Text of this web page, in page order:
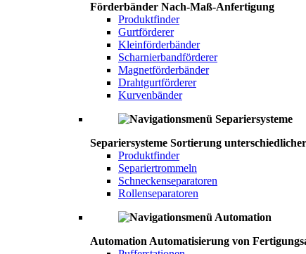
Förderbänder Nach-Maß-Anfertigung
Produktfinder
Gurtförderer
Kleinförderbänder
Scharnierbandförderer
Magnetförderbänder
Drahtgurtförderer
Kurvenbänder
Separiersysteme Sortierung
Produktfinder
Separiertrommeln
Schneckenseparatoren
Rollenseparatoren
Automation Automatisierung von